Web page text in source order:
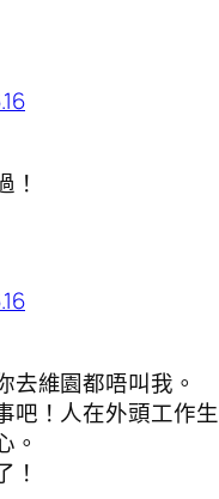
！
去維園都唔叫我。
吧！人在外頭工作
。
！